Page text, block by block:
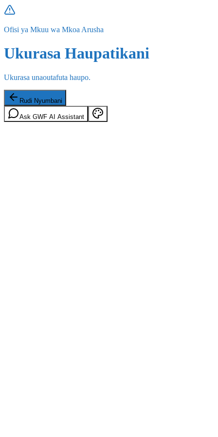
Ofisi ya Mkuu wa Mkoa Arusha
Ukurasa Haupatikani
Ukurasa unaoutafuta haupo.
Rudi Nyumbani
Ask GWF AI Assistant